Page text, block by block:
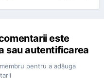
este
sau autentificarea
pentru a adăuga